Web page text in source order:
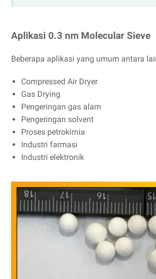
Aplikasi 0.3 nm Molecular Sieve
Beberapa aplikasi yang umum antara
Compressed Air Dryer
Gas Drying
Pengeringan gas alam
Pengeringan solvent
Proses petrokimia
Industri farmasi
Industri elektronik